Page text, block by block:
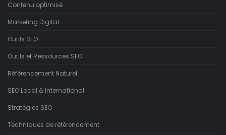
Contenu optimisé
Marketing Digital
Outils SEO
Outils et Ressources SEO
Référencement Naturel
SEO Local & International
Stratégies SEO
Techniques de référencement